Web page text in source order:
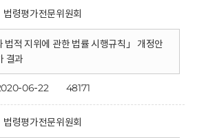
법령평가전문위원회
법적 지위에 관한 법률 시행규칙」 개정안
결과
06-22 48171
법령평가전문위원회